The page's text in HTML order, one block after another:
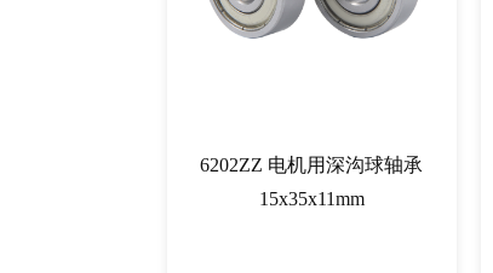
6202ZZ 电机用深沟球轴承
15x35x11mm